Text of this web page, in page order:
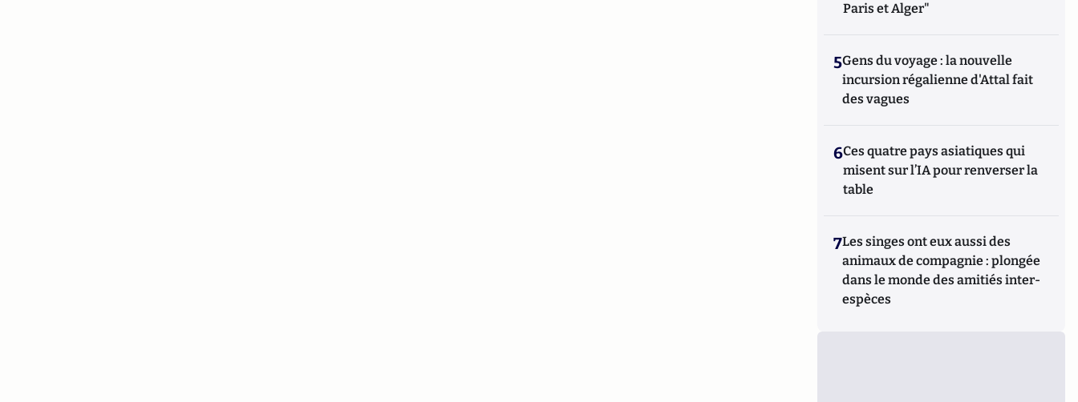
Paris et Alger"
5Gens du voyage : la nouvelle
incursion régalienne d'Attal fait
des vagues
6Ces quatre pays asiatiques qui
misent sur l’IA pour renverser la
table
7Les singes ont eux aussi des
animaux de compagnie : plongée
dans le monde des amitiés inter-
espèces